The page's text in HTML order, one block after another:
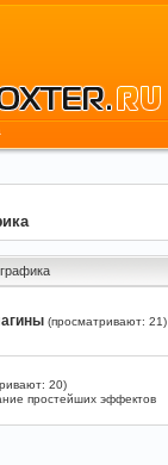
(просматривают: 21)
20)
простейших эффектов